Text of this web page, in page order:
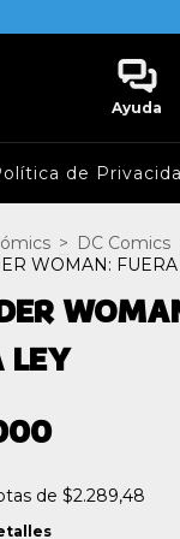
Ayuda
de
> DC Comics
WOMAN:
LEY
de $2.289,48